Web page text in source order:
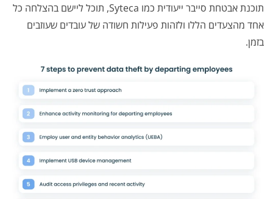
תוכנת אבטחת סייבר ייעודית כמו Syteca, תוכל ליישם בהצלחה כל
אחד מהצעדים הללו ולזהות פעילות חשודה של עובדים שעוזבים
בזמן.